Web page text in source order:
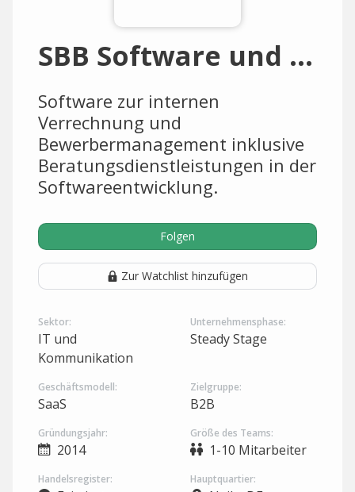
SBB Software und Beratung
Software zur internen
Verrechnung und
Bewerbermanagement inklusive
Beratungsdienstleistungen in der
Softwareentwicklung.
Folgen
Zur Watchlist hinzufügen
Sektor:
IT und
Kommunikation
Unternehmensphase:
Steady Stage
Geschäftsmodell:
SaaS
Zielgruppe:
B2B
Gründungsjahr:
2014
Größe des Teams:
1-10 Mitarbeiter
Handelsregister: Hauptquartier: